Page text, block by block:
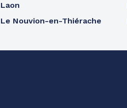
Laon
Le Nouvion-en-Thiérache